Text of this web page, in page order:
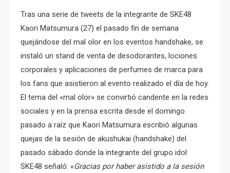
Tras una serie de tweets de la integrante de SKE48
Kaori Matsumura (27) el pasado fin de semana
quejándose del mal olor en los eventos handshake, se
instaló un stand de venta de desodorantes, lociones
corporales y aplicaciones de perfumes de marca para
los fans que asistieron al evento realizado el día de hoy.
El tema del «mal olor» se convirtió candente en la redes
sociales y en la prensa escrita desde el domingo
pasado a raíz que Kaori Matsumura escribió algunas
quejas de la sesión de akushukai (handshake) del
pasado sábado donde la integrante del grupo idol
SKE48 señaló: «Gracias por haber asistido a la sesión